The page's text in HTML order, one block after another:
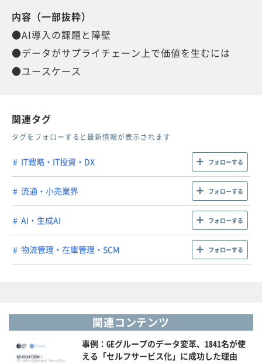
内容（一部抜粋）
●AI導入の課題と障壁
●データがサプライチェーン上で価値を生むには
●ユースケース
関連タグ
タグをフォローすると最新情報が表示されます
IT戦略・IT投資・DX フォローする
流通・小売業界 フォローする
AI・生成AI フォローする
物流管理・在庫管理・SCM フォローする
関連コンテンツ
事例：GEグループのデータ変革、1841名が使
える「セルフサービス化」に成功した理由